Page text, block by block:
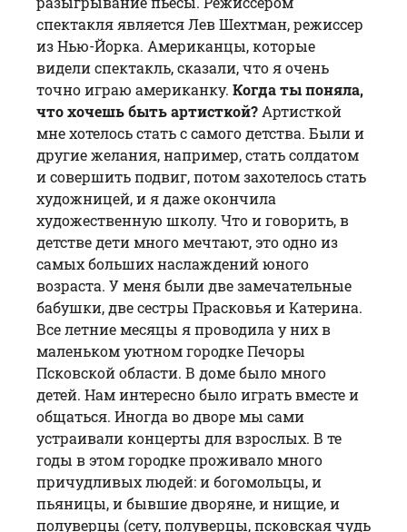
спектакля является Лев Шехтман, режиссер
из Нью-Йорка. Американцы, которые
видели спектакль, сказали, что я очень
точно играю американку. Когда ты поняла,
что хочешь быть артисткой? Артисткой
мне хотелось стать с самого детства. Были и
другие желания, например, стать солдатом
и совершить подвиг, потом захотелось стать
художницей, и я даже окончила
художественную школу. Что и говорить, в
детстве дети много мечтают, это одно из
самых больших наслаждений юного
возраста. У меня были две замечательные
бабушки, две сестры Прасковья и Катерина.
Все летние месяцы я проводила у них в
маленьком уютном городке Печоры
Псковской области. В доме было много
детей. Нам интересно было играть вместе и
общаться. Иногда во дворе мы сами
устраивали концерты для взрослых. В те
годы в этом городке проживало много
причудливых людей: и богомольцы, и
пьяницы, и бывшие дворяне, и нищие, и
полуверцы (сету, полуверцы, псковская чудь